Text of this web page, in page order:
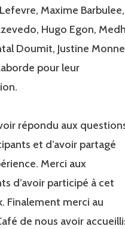
Maxime Barbulee,
Hugo Egon,
Doumit, Justine
pour leur
répondu aux
et d’avoir partagé
Merci aux
d’avoir participé à cet
Finalement merci au
de nous avoir